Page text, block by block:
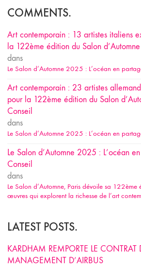
COMMENTS.
Art contemporain : 13 artistes italiens
la 122ème édition du Salon
dans
Le Salon d’Automne 2025 : L’océan en
Art contemporain : 23 artistes
pour la 122ème édition du Salon
Conseil
dans
Le Salon d’Automne 2025 : L’océan en
Le Salon d’Automne 2025 : L’océan
Conseil
dans
Le Salon d’Automne, Paris dévoile sa 122ème
œuvres qui explorent la richesse de l’art
LATEST POSTS.
KARDHAM REMPORTE LE CONTRAT
MANAGEMENT D’AIRBUS